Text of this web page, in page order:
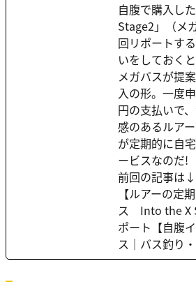
自腹で購入し
Stage2」（メ
回リポートす
いをしておく
メガバスが提
入の形。一度
円の支払いで
感のあるルア
が定期的に自
ービスなのだ!
前回の記事は↓
【ルアーの定
ス Into the X
ポート【自腹
ス｜バス釣り